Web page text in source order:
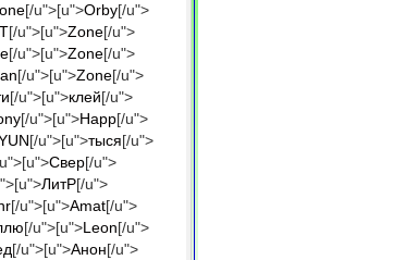
[/u">[u">Orby[/u">
[/u">[u">Zone[/u">
[/u">[u">Zone[/u">
[/u">[u">Zone[/u">
[/u">[u">клей[/u">
[/u">[u">Happ[/u">
[/u">[u">тыся[/u">
Свер[/u">
ЛитР[/u">
[/u">[u">Amat[/u">
[/u">[u">Leon[/u">
[/u">[u">Анон[/u">